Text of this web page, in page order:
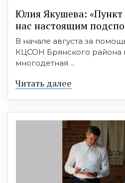
Юлия Якушева: «Пункт
нас настоящим
В начале августа за
КЦСОН Брянского района
многодетная ...
Читать далее